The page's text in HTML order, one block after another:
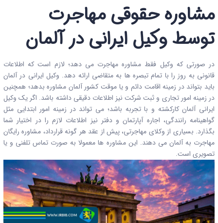
مشاوره حقوقی مهاجرت
توسط وکیل ایرانی در آلمان
در صورتی که وکیل فقط مشاوره مهاجرت می دهد؛ لازم است که اطلاعات
قانونی به روز را با تمام تبصره ها به متقاضی ارائه دهد. وکیل ایرانی در آلمان
باید بتواند در زمینه اقامت دائم و یا موقت کشور آلمان مشاوره بدهد؛ همچنین
در زمینه امور تجاری و ثبت شرکت نیز اطلاعات دقیقی داشته باشد. اگر یک وکیل
ایرانی آلمان کارکشته و با تجربه باشد؛ می تواند در زمینه امور ابتدایی مثل
گواهینامه رانندگی، اجاره آپارتمان و دفتر نیز اطلاعات لازم را در اختیار شما
بگذارد. بسیاری از وکلای مهاجرتی، پیش از عقد هر گونه قرارداد، مشاوره رایگان
مهاجرت به آلمان می دهند. این مشاوره ها معمولا به صورت تماس تلفنی و یا
تصویری است.